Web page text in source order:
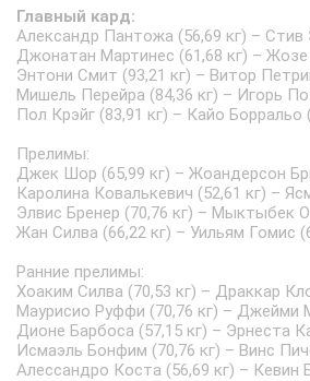
Главный кард:
Александр Пантожа (56,69 кг) – Стив
Джонатан Мартинес (61,68 кг) – Жозе
Энтони Смит (93,21 кг) – Витор
Мишель Перейра (84,36 кг) – Игорь
Пол Крэйг (83,91 кг) – Кайо Борральо
Прелимы:
Джек Шор (65,99 кг) – Жоандерсон
Каролина Ковалькевич (52,61 кг) –
Элвис Бренер (70,76 кг) – Мыктыбек
Жан Силва (66,22 кг) – Уильям Гомис
Ранние прелимы:
Хоаким Силва (70,53 кг) – Драккар
Маурисио Руффи (70,76 кг) – Джейми
Дионе Барбоса (57,15 кг) – Эрнеста
Исмаэль Бонфим (70,76 кг) – Винс
Алессандро Коста (56,69 кг) – Кевин